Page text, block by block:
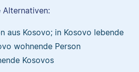
Alternativen:
aus Kosovo; in Kosovo lebende
wohnende Person
Kosovos